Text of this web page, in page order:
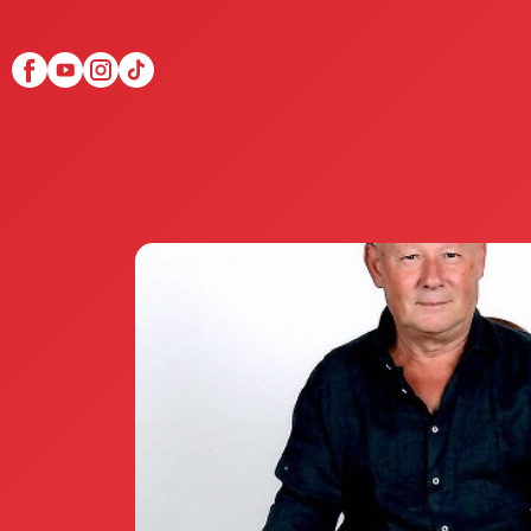
Scopri Club di Più
Le testimonianze Club
La fondatrice Valeria